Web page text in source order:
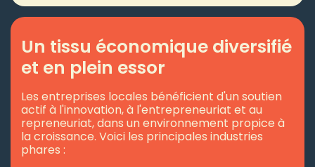
Un tissu économique diversifié
et en plein essor
Les entreprises locales bénéficient d'un soutien
actif à l'innovation, à l'entrepreneuriat et au
repreneuriat, dans un environnement propice à
la croissance. Voici les principales industries
phares :